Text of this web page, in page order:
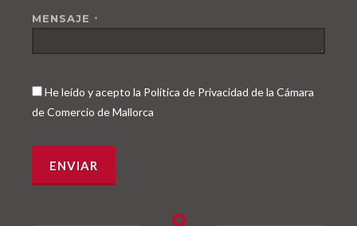
MENSAJE *
He leído y acepto la Política de Privacidad de la Cámara
de Comercio de Mallorca